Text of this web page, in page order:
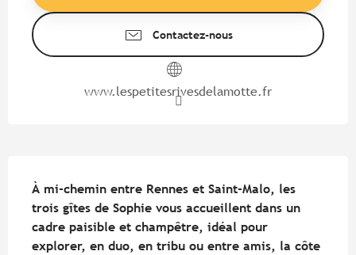
Contactez-nous
www.lespetitesrivesdelamotte.fr
À mi-chemin entre Rennes et Saint-Malo, les
trois gîtes de Sophie vous accueillent dans un
cadre paisible et champêtre, idéal pour
explorer, en duo, en tribu ou entre amis, la côte